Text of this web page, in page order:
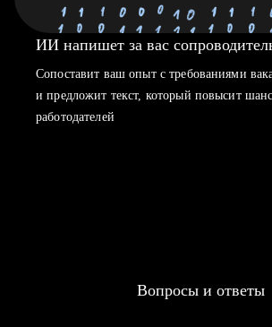
ИИ напишет за вас
Сопоставит ваш опыт с требованиями
и предложит текст, который повысит
работодателей
Вопросы и ответы